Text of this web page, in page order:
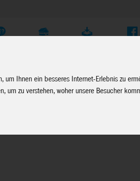
um Ihnen ein besseres Internet-Erlebnis zu
um zu verstehen, woher unsere Besucher